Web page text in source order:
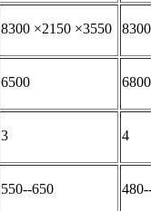
8300 ×2150 ×3550
6500
3 4
550--650